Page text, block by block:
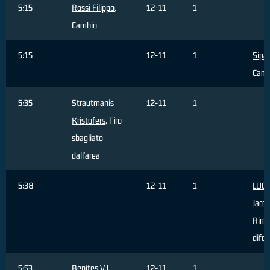
5:15 Rossi Filippo,
Cambio
12-11 1
5:15 12-11 1
5:35
Strautmanis
Kristofers, Tiro
sbagliato
dall'area
12-11 1
5:38 12-11 1
5:53 Benites V.J. 12-11 1